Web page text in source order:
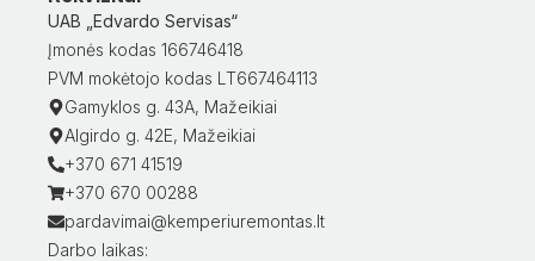
UAB „Edvardo Servisas“
Įmonės kodas 166746418
PVM mokėtojo kodas LT667464113
Gamyklos g. 43A, Mažeikiai
Algirdo g. 42E, Mažeikiai
+370 671 41519
+370 670 00288
pardavimai@kemperiuremontas.lt
Darbo laikas: